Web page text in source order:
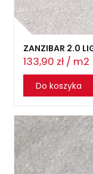
ZANZIBAR 2.0
133,90 zł / m2
Do koszyka